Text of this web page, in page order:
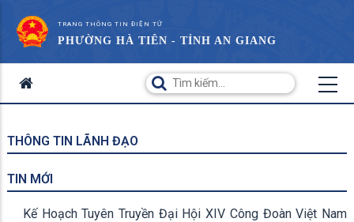
TRANG THÔNG TIN ĐIỆN TỬ
PHƯỜNG HÀ TIÊN - TỈNH AN GIANG
THÔNG TIN LÃNH ĐẠO
TIN MỚI
Kế Hoạch Tuyên Truyền Đại Hội XIV Công Đoàn Việt Nam